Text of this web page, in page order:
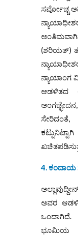
ಸರ್ವೋಚ್ಚ
(ಶರಿಯತ್)
ನ್ಯಾಯಾಂಗ
ಆಡಳಿತದ
ಸೇರಿದಂತೆ,
4. ಕಂದಾಯ
ಅವರ
ಭೂಮಿಯ